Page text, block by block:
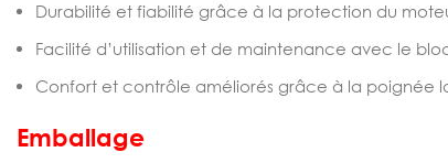
Durabilité et fiabilité grâce à la protection du
Facilité d’utilisation et de maintenance avec le
Confort et contrôle améliorés grâce à la poignée
Emballage